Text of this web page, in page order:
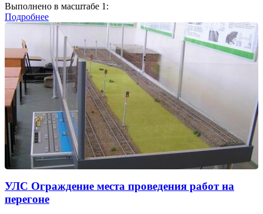
Выполнено в масштабе 1:
Подробнее
УЛС Ограждение места проведения работ на
перегоне